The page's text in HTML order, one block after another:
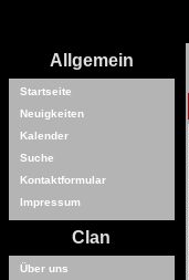
Allgemein
Startseite
Neuigkeiten
Kalender
Suche
Kontaktformular
Impressum
Clan
Über uns